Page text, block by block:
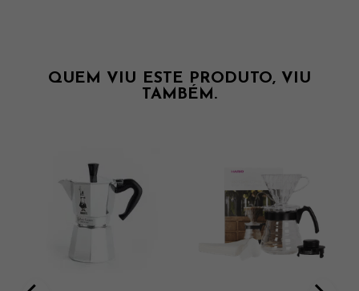
QUEM VIU ESTE PRODUTO, VIU
TAMBÉM.